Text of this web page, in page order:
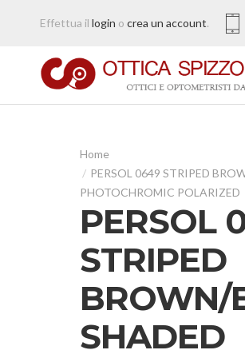
Effettua il login o crea un account.
PERSOL 0649 STRIPED
PHOTOCHROMIC POLARIZED
PERSOL
STRIPED
BROWN/
SHADED